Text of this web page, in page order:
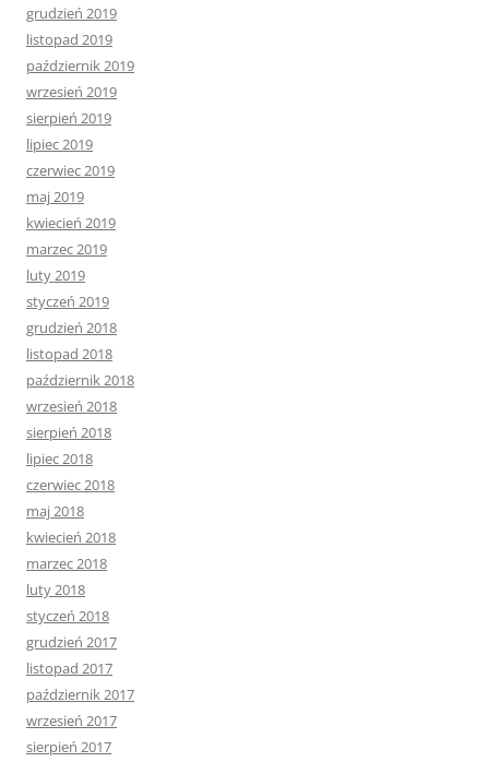
grudzień 2019
listopad 2019
październik 2019
wrzesień 2019
sierpień 2019
lipiec 2019
czerwiec 2019
maj 2019
kwiecień 2019
marzec 2019
luty 2019
styczeń 2019
grudzień 2018
listopad 2018
październik 2018
wrzesień 2018
sierpień 2018
lipiec 2018
czerwiec 2018
maj 2018
kwiecień 2018
marzec 2018
luty 2018
styczeń 2018
grudzień 2017
listopad 2017
październik 2017
wrzesień 2017
sierpień 2017